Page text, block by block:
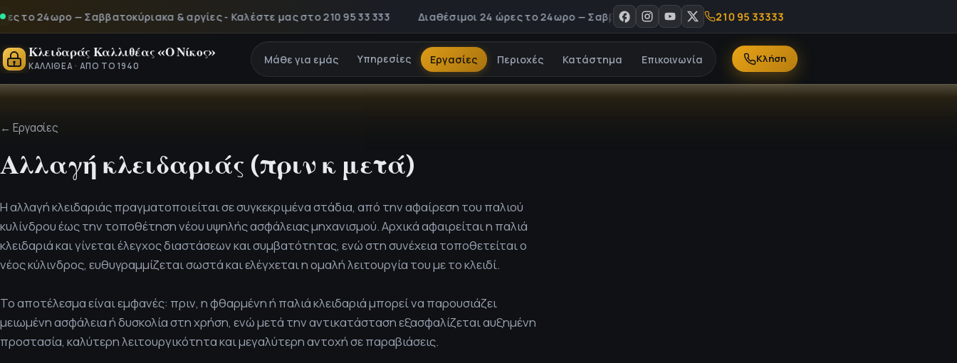
24ωρο — Σαββατοκύριακα & αργίες - Καλέστε μας στο 210 95 33 333 Διαθέσιμοι 24 ώρες το 24ωρο — Σαββατοκύριακα & αργίες - Καλέστε μας στο 210 95 33 333
210 95 33333
Κλειδαράς Καλλιθέας «Ο Νίκος»
ΚΑΛΛΙΘΈΑ · ΑΠΌ ΤΟ 1940 Μάθε για εμάς Υπηρεσίες Εργασίες Περιοχές Κατάστημα Επικοινωνία Κλήση
← Εργασίες
Αλλαγή κλειδαριάς (πριν κ μετά)
Η αλλαγή κλειδαριάς πραγματοποιείται σε συγκεκριμένα στάδια, από την αφαίρεση του παλιού
κυλίνδρου έως την τοποθέτηση νέου υψηλής ασφάλειας μηχανισμού. Αρχικά αφαιρείται η παλιά
κλειδαριά και γίνεται έλεγχος διαστάσεων και συμβατότητας, ενώ στη συνέχεια τοποθετείται ο
νέος κύλινδρος, ευθυγραμμίζεται σωστά και ελέγχεται η ομαλή λειτουργία του με το κλειδί.
Το αποτέλεσμα είναι εμφανές: πριν, η φθαρμένη ή παλιά κλειδαριά μπορεί να παρουσιάζει
μειωμένη ασφάλεια ή δυσκολία στη χρήση, ενώ μετά την αντικατάσταση εξασφαλίζεται αυξημένη
προστασία, καλύτερη λειτουργικότητα και μεγαλύτερη αντοχή σε παραβιάσεις.